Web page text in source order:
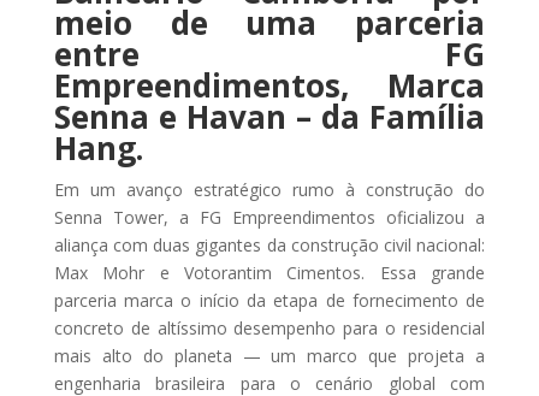
meio de uma parceria
entre FG
Empreendimentos, Marca
Senna e Havan – da Família
Hang.
Em um avanço estratégico rumo à construção do
Senna Tower, a FG Empreendimentos oficializou a
aliança com duas gigantes da construção civil nacional:
Max Mohr e Votorantim Cimentos. Essa grande
parceria marca o início da etapa de fornecimento de
concreto de altíssimo desempenho para o residencial
mais alto do planeta — um marco que projeta a
engenharia brasileira para o cenário global com